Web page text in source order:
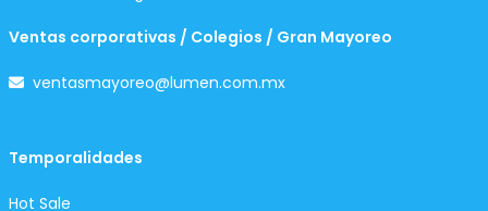
Ventas corporativas / Colegios / Gran Mayoreo
ventasmayoreo@lumen.com.mx
Temporalidades
Hot Sale